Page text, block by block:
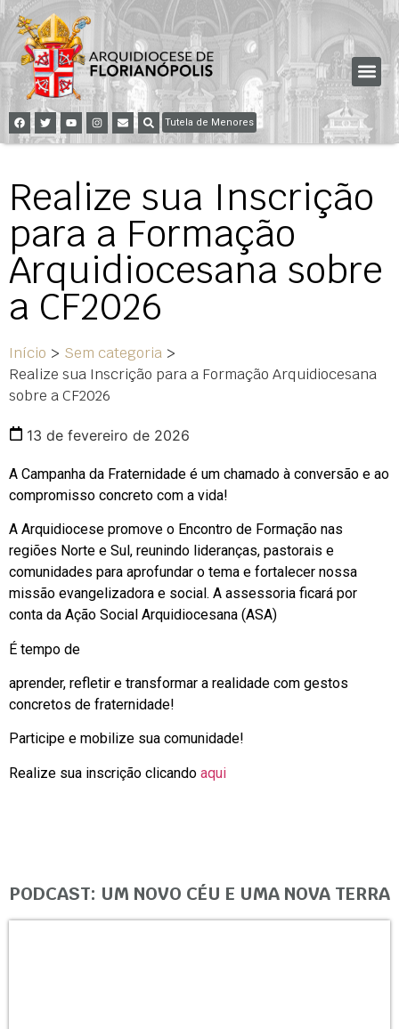
Tutela de Menores
Realize sua Inscrição
para a Formação
Arquidiocesana sobre
a CF2026
Início > Sem categoria >
Realize sua Inscrição para a Formação Arquidiocesana
sobre a CF2026
13 de fevereiro de 2026
A Campanha da Fraternidade é um chamado à conversão e ao
compromisso concreto com a vida!
A Arquidiocese promove o Encontro de Formação nas
regiões Norte e Sul, reunindo lideranças, pastorais e
comunidades para aprofundar o tema e fortalecer nossa
missão evangelizadora e social. A assessoria ficará por
conta da Ação Social Arquidiocesana (ASA)
É tempo de
aprender, refletir e transformar a realidade com gestos
concretos de fraternidade!
Participe e mobilize sua comunidade!
Realize sua inscrição clicando aqui
PODCAST: UM NOVO CÉU E UMA NOVA TERRA